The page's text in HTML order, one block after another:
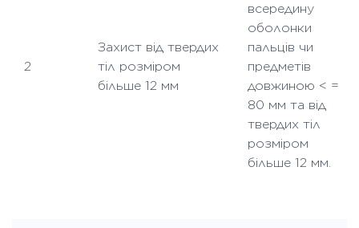
2
Захист від твердих
тіл розміром
більше 12 мм
всередину
оболонки
пальців чи
предметів
довжиною < =
80 мм та від
твердих тіл
розміром
більше 12 мм.